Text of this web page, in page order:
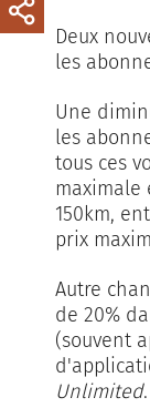
Deux
les
Une
les
tous ces
maximale
150km,
prix
Autre
de 20%
(souvent
Unlimited.